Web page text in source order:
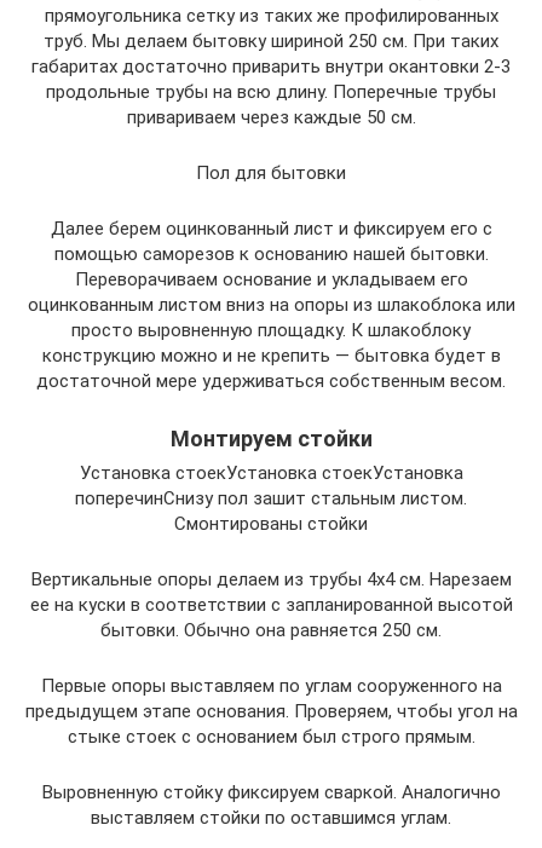
прямоугольника сетку из таких же профилированных
труб. Мы делаем бытовку шириной 250 см. При таких
габаритах достаточно приварить внутри окантовки 2-3
продольные трубы на всю длину. Поперечные трубы
привариваем через каждые 50 см.
Пол для бытовки
Далее берем оцинкованный лист и фиксируем его с
помощью саморезов к основанию нашей бытовки.
Переворачиваем основание и укладываем его
оцинкованным листом вниз на опоры из шлакоблока или
просто выровненную площадку. К шлакоблоку
конструкцию можно и не крепить — бытовка будет в
достаточной мере удерживаться собственным весом.
Монтируем стойки
Установка стоекУстановка стоекУстановка
поперечинСнизу пол зашит стальным листом.
Смонтированы стойки
Вертикальные опоры делаем из трубы 4х4 см. Нарезаем
ее на куски в соответствии с запланированной высотой
бытовки. Обычно она равняется 250 см.
Первые опоры выставляем по углам сооруженного на
предыдущем этапе основания. Проверяем, чтобы угол на
стыке стоек с основанием был строго прямым.
Выровненную стойку фиксируем сваркой. Аналогично
выставляем стойки по оставшимся углам.